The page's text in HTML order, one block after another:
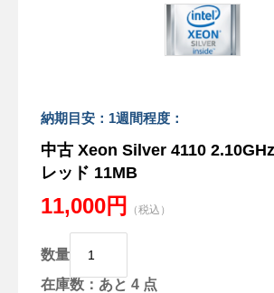
納期目安：1週間程度：
中古 Xeon Silver 4110
レッド 11MB
11,000円 （税込）
数量
在庫数：あと 4 点